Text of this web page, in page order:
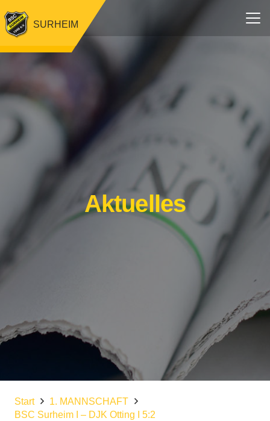
SURHEIM
Aktuelles
Start
1. MANNSCHAFT
BSC Surheim I – DJK Otting I 5:2